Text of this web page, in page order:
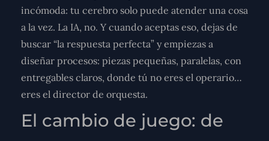
incómoda: tu cerebro solo puede atender una cosa
a la vez. La IA, no. Y cuando aceptas eso, dejas de
buscar “la respuesta perfecta” y empiezas a
diseñar procesos: piezas pequeñas, paralelas, con
entregables claros, donde tú no eres el operario…
eres el director de orquesta.
El cambio de juego: de